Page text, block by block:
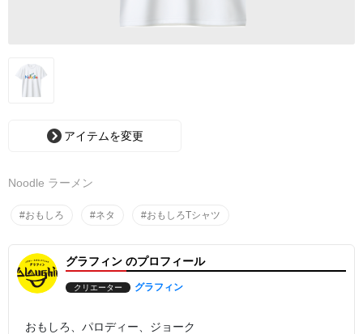
アイテムを変更
Noodle ラーメン
#おもしろ #ネタ #おもしろTシャツ
グラフィン のプロフィール
クリエーター グラフィン
おもしろ、パロディー、ジョーク